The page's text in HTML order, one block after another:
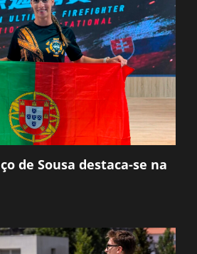
de Sousa destaca-se na